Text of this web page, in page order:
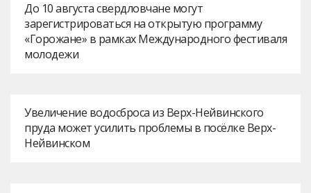
До 10 августа свердловчане могут
зарегистрироваться на открытую программу
«Горожане» в рамках Международного фестиваля
молодежи
Увеличение водосброса из Верх-Нейвинского
пруда может усилить проблемы в посёлке Верх-
Нейвинском